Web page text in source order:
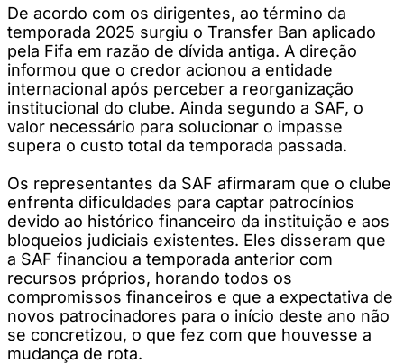
De acordo com os dirigentes, ao término da
temporada 2025 surgiu o Transfer Ban aplicado
pela Fifa em razão de dívida antiga. A direção
informou que o credor acionou a entidade
internacional após perceber a reorganização
institucional do clube. Ainda segundo a SAF, o
valor necessário para solucionar o impasse
supera o custo total da temporada passada.
Os representantes da SAF afirmaram que o clube
enfrenta dificuldades para captar patrocínios
devido ao histórico financeiro da instituição e aos
bloqueios judiciais existentes. Eles disseram que
a SAF financiou a temporada anterior com
recursos próprios, horando todos os
compromissos financeiros e que a expectativa de
novos patrocinadores para o início deste ano não
se concretizou, o que fez com que houvesse a
mudança de rota.